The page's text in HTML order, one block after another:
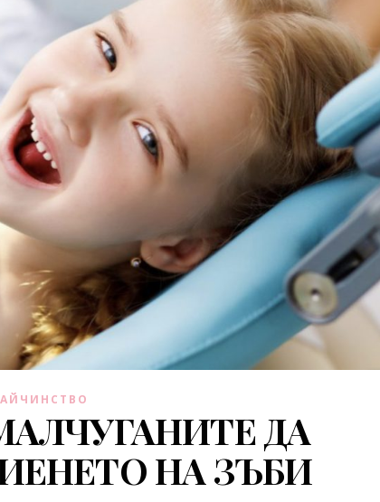
ДА
НА ЗЪБИ